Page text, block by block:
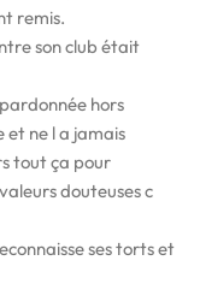
remis.
son club était
hors
et ne l a jamais
tout ça pour
douteuses c
ses torts et